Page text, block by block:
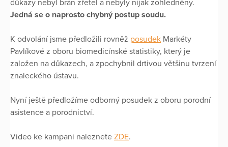
důkazy nebyl brán zřetel a nebyly nijak zohledněny.
Jedná se o naprosto chybný postup soudu.
K odvolání jsme předložili rovněž posudek Markéty
Pavlíkové z oboru biomedicínské statistiky, který je
založen na důkazech, a zpochybnil drtivou většinu tvrzení
znaleckého ústavu.
Nyní ještě předložíme odborný posudek z oboru porodní
asistence a porodnictví.
Video ke kampani naleznete ZDE.